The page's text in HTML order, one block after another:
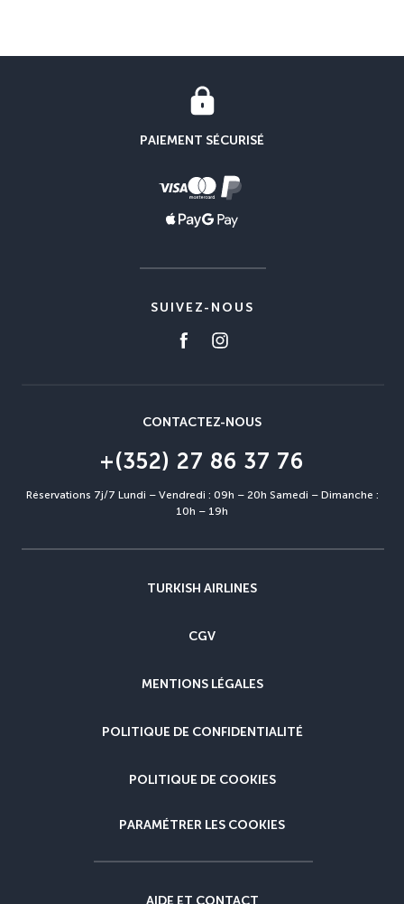
PAIEMENT SÉCURISÉ
SUIVEZ-NOUS
CONTACTEZ-NOUS
+(352) 27 86 37 76
Réservations 7j/7 Lundi – Vendredi : 09h – 20h Samedi – Dimanche :
10h – 19h
TURKISH AIRLINES
CGV
MENTIONS LÉGALES
POLITIQUE DE CONFIDENTIALITÉ
POLITIQUE DE COOKIES
PARAMÉTRER LES COOKIES
AIDE ET CONTACT